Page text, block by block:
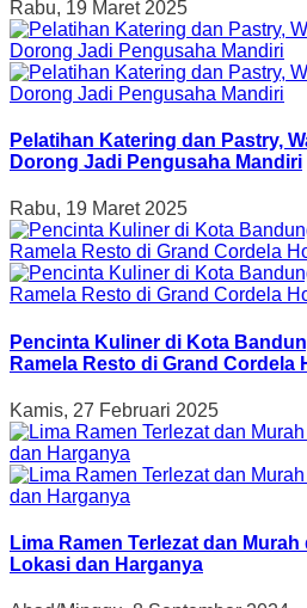
Rabu, 19 Maret 2025
Pelatihan Katering dan Pastry,
Dorong Jadi Pengusaha Mandiri
Rabu, 19 Maret 2025
Pencinta Kuliner di Kota
Ramela Resto di Grand Cordela
Kamis, 27 Februari 2025
Lima Ramen Terlezat dan
Lokasi dan Harganya